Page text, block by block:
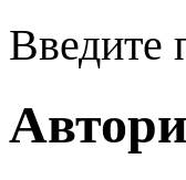
Введите